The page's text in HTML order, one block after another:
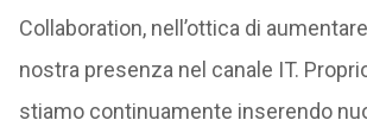
Collaboration, nell’ottica di
nostra presenza nel canale IT.
stiamo continuamente inserendo